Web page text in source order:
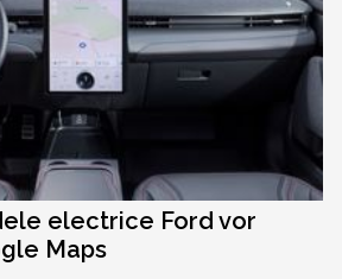
electrice Ford vor
Maps